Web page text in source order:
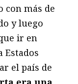
con más de
y luego
ir en
Estados
el país de